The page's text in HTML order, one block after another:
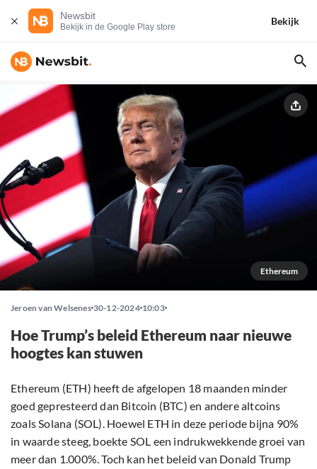
Newsbit
Bekijk in de Google Play store
Bekijk
Ethereum
Jeroen van Welsenes 30-12-2024 10:03
Hoe Trump’s beleid Ethereum naar nieuwe
hoogtes kan stuwen
Ethereum (ETH) heeft de afgelopen 18 maanden minder
goed gepresteerd dan Bitcoin (BTC) en andere altcoins
zoals Solana (SOL). Hoewel ETH in deze periode bijna 90%
in waarde steeg, boekte SOL een indrukwekkende groei van
meer dan 1.000%. Toch kan het beleid van Donald Trump